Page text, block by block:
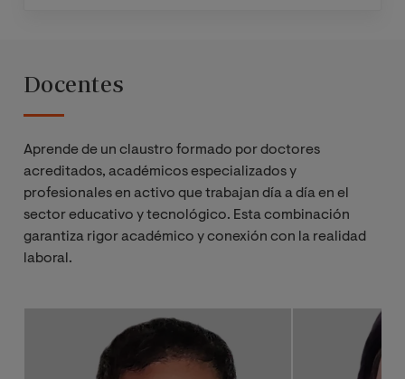
Docentes
Aprende de un claustro formado por doctores
acreditados, académicos especializados y
profesionales en activo que trabajan día a día en el
sector educativo y tecnológico. Esta combinación
garantiza rigor académico y conexión con la realidad
laboral.